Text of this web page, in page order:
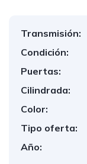
Transmisión:
Condición:
Puertas:
Cilindrada:
Color:
Tipo oferta:
Año: